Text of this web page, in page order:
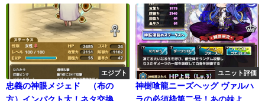
エジプト
忠義の神眼メジェド （布の
方）インパクト大！ネタ交換あ
ユニット評価
神樹喰龍ニーズヘッグ ヴァルハ
ラの必須枠第二号！あの妹より